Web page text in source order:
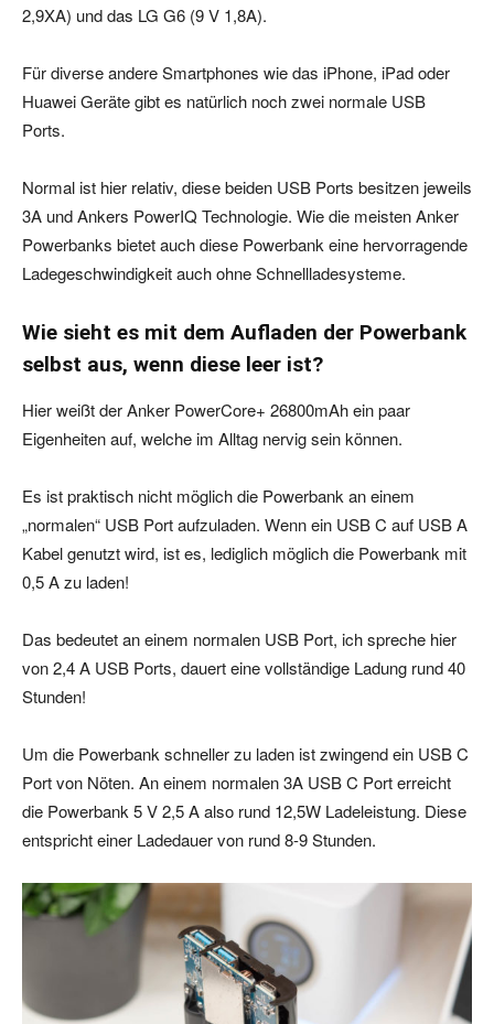
2,9XA) und das LG G6 (9 V 1,8A).
Für diverse andere Smartphones wie das iPhone, iPad oder
Huawei Geräte gibt es natürlich noch zwei normale USB
Ports.
Normal ist hier relativ, diese beiden USB Ports besitzen jeweils
3A und Ankers PowerIQ Technologie. Wie die meisten Anker
Powerbanks bietet auch diese Powerbank eine hervorragende
Ladegeschwindigkeit auch ohne Schnellladesysteme.
Wie sieht es mit dem Aufladen der Powerbank
selbst aus, wenn diese leer ist?
Hier weißt der Anker PowerCore+ 26800mAh ein paar
Eigenheiten auf, welche im Alltag nervig sein können.
Es ist praktisch nicht möglich die Powerbank an einem
„normalen“ USB Port aufzuladen. Wenn ein USB C auf USB A
Kabel genutzt wird, ist es, lediglich möglich die Powerbank mit
0,5 A zu laden!
Das bedeutet an einem normalen USB Port, ich spreche hier
von 2,4 A USB Ports, dauert eine vollständige Ladung rund 40
Stunden!
Um die Powerbank schneller zu laden ist zwingend ein USB C
Port von Nöten. An einem normalen 3A USB C Port erreicht
die Powerbank 5 V 2,5 A also rund 12,5W Ladeleistung. Diese
entspricht einer Ladedauer von rund 8-9 Stunden.